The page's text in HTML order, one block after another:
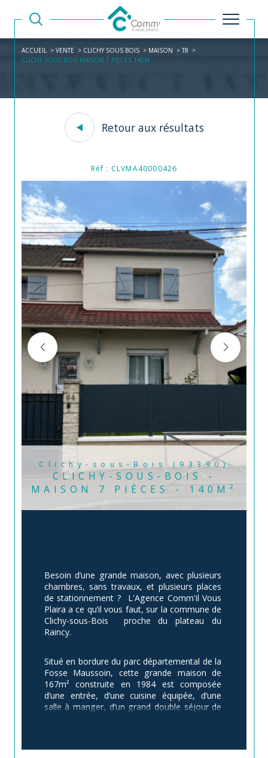
ACCUEIL VENTE CLICHY SOUS BOIS MAISON
T8
CLICHY SOUS BOIS MAISON 7 PIECES 140M
Retour aux résultats
Réf : CLVMA40000426
Clichy-sous-Bois (93390)
CLICHY-SOUS-BOIS -
MAISON 7 PIÈCES - 140M²
Besoin d’une grande maison, avec plusieurs
chambres, sans travaux, et plusieurs places
de stationnement ?  L'Agence Comm'il Vous
Plaira a ce qu’il vous faut, sur la commune de
Clichy-sous-Bois  proche du plateau du
Raincy.
Situé en bordure du parc départemental de la
Fosse Maussoin, cette grande maison de
167m² construite en 1984 est composée
d’une entrée, d’une cuisine équipée, d’une
salle à manger, d’un grand double séjour de